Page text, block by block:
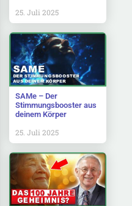
25. Juli 2025
SAMe – Der
Stimmungsbooster aus
deinem Körper
25. Juli 2025